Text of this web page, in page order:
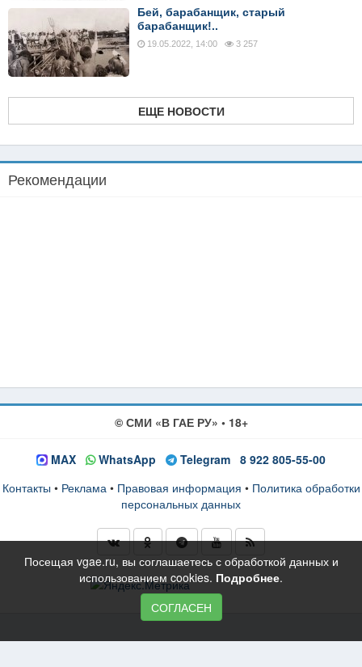
Бей, барабанщик, старый
барабанщик!..
19.05.2022, 14:00 3 257
ЕЩЕ НОВОСТИ
Рекомендации
© СМИ «В ГАЕ РУ» • 18+
MAX WhatsApp Telegram 8 922 805-55-00
Контакты • Реклама• Правовая информация • Политика обработки
персональных данных
Посещая vgae.ru, вы соглашаетесь с обработкой данных и
использованием cookies. Подробнее.
СОГЛАСЕН